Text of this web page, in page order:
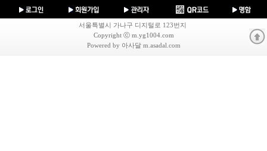
서울특별시 가나구 디지털로 123번지
Copyright ⓒ m.yg1004.com
Powered by 아사달 m.asadal.com